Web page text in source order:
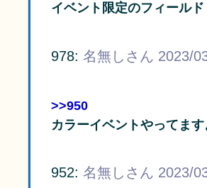
イベント限定のフィール
978: 名無しさん 2023/
>>950
カラーイベントやってま
952: 名無しさん 2023/